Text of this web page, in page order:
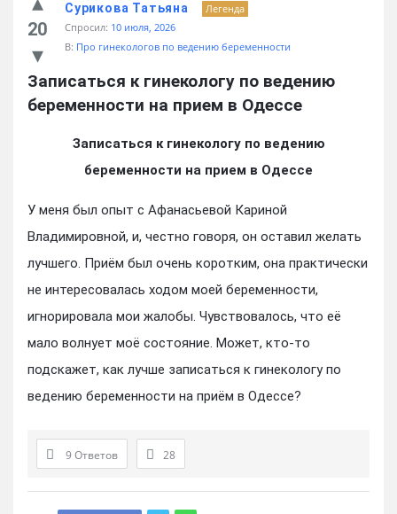
20
Сурикова Татьяна
Легенда
Спросил: 10 июля, 2026
В: Про гинекологов по ведению беременности
Записаться к гинекологу по ведению
беременности на прием в Одессе
Записаться к гинекологу по ведению
беременности на прием в Одессе
У меня был опыт с Афанасьевой Кариной
Владимировной, и, честно говоря, он оставил желать
лучшего. Приём был очень коротким, она практически
не интересовалась ходом моей беременности,
игнорировала мои жалобы. Чувствовалось, что её
мало волнует моё состояние. Может, кто-то
подскажет, как лучше записаться к гинекологу по
ведению беременности на приём в Одессе?
9 Ответов 28